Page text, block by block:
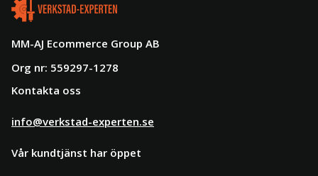
MM-AJ Ecommerce Group AB
Org nr: 559297-1278
Kontakta oss
info@verkstad-experten.se
Vår kundtjänst har öppet